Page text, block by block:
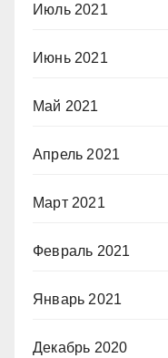
Июль 2021
Июнь 2021
Май 2021
Апрель 2021
Март 2021
Февраль 2021
Январь 2021
Декабрь 2020